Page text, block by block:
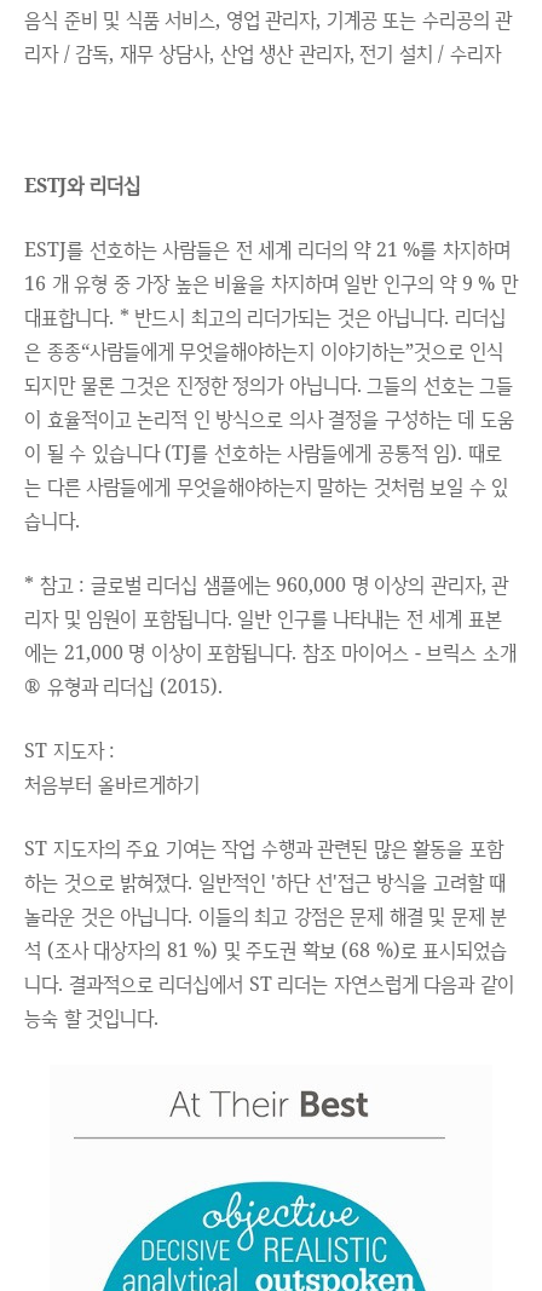
음식 준비 및 식품 서비스, 영업 관리자, 기계공 또는 수리공의 관
리자 / 감독, 재무 상담사, 산업 생산 관리자, 전기 설치 / 수리자
ESTJ와 리더십
ESTJ를 선호하는 사람들은 전 세계 리더의 약 21 %를 차지하며
16 개 유형 중 가장 높은 비율을 차지하며 일반 인구의 약 9 % 만
대표합니다. * 반드시 최고의 리더가되는 것은 아닙니다. 리더십
은 종종“사람들에게 무엇을해야하는지 이야기하는”것으로 인식
되지만 물론 그것은 진정한 정의가 아닙니다. 그들의 선호는 그들
이 효율적이고 논리적 인 방식으로 의사 결정을 구성하는 데 도움
이 될 수 있습니다 (TJ를 선호하는 사람들에게 공통적 임). 때로
는 다른 사람들에게 무엇을해야하는지 말하는 것처럼 보일 수 있
습니다.
* 참고 : 글로벌 리더십 샘플에는 960,000 명 이상의 관리자, 관
리자 및 임원이 포함됩니다. 일반 인구를 나타내는 전 세계 표본
에는 21,000 명 이상이 포함됩니다. 참조 마이어스 - 브릭스 소개
® 유형과 리더십 (2015).
ST 지도자 :
처음부터 올바르게하기
ST 지도자의 주요 기여는 작업 수행과 관련된 많은 활동을 포함
하는 것으로 밝혀졌다. 일반적인 '하단 선'접근 방식을 고려할 때
놀라운 것은 아닙니다. 이들의 최고 강점은 문제 해결 및 문제 분
석 (조사 대상자의 81 %) 및 주도권 확보 (68 %)로 표시되었습
니다. 결과적으로 리더십에서 ST 리더는 자연스럽게 다음과 같이
능숙 할 것입니다.